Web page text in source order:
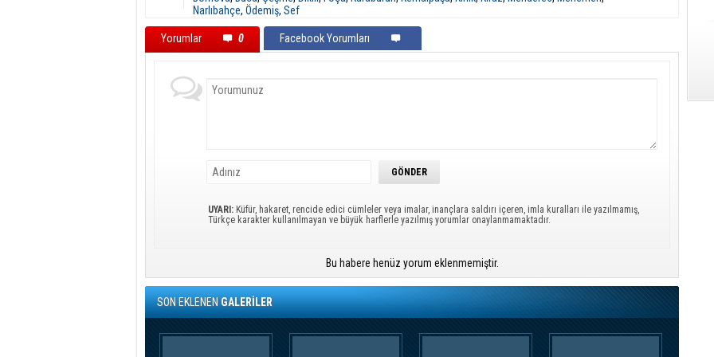
Narlıbahçe, Ödemiş, Sef
Yorumlar 0 Facebook Yorumları
UYARI: Küfür, hakaret, rencide edici cümleler veya imalar, inançlara saldırı içeren, imla kuralları ile yazılmamış,
Türkçe karakter kullanılmayan ve büyük harflerle yazılmış yorumlar onaylanmamaktadır.
Bu habere henüz yorum eklenmemiştir.
SON EKLENENGALERİLER